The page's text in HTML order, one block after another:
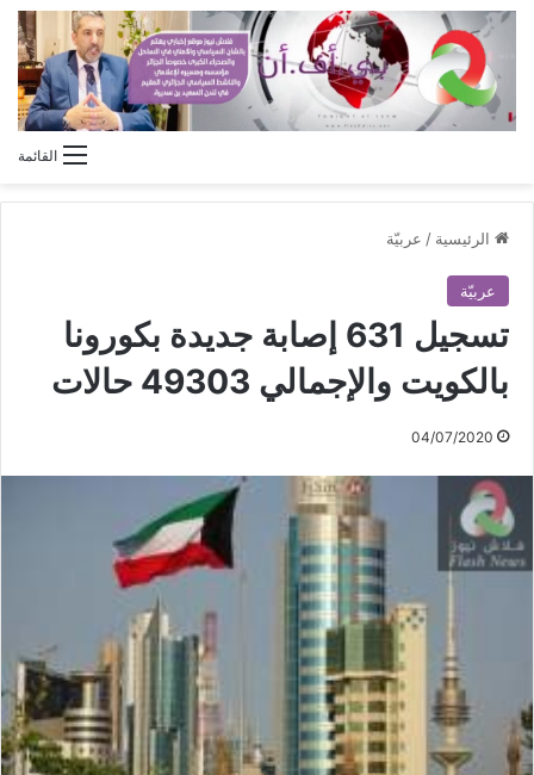
القائمة
الرئيسية / عربيّة
عربيّة
تسجيل 631 إصابة جديدة بكورونا
بالكويت والإجمالي 49303 حالات
04/07/2020